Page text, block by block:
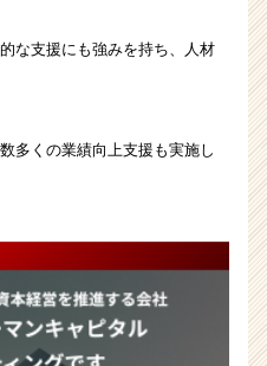
な支援にも強みを持ち、人材
多くの業績向上支援も実施し